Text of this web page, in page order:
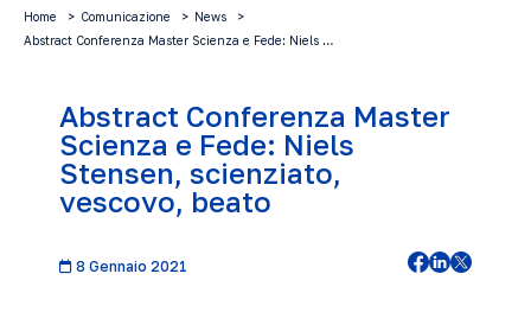
Home Comunicazione
News
Abstract Conferenza Master Scienza e Fede: Niels …
Abstract Conferenza Master
Scienza e Fede: Niels
Stensen, scienziato,
vescovo, beato
8 Gennaio 2021